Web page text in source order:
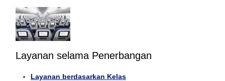
Layanan selama Penerbangan
Layanan berdasarkan Kelas